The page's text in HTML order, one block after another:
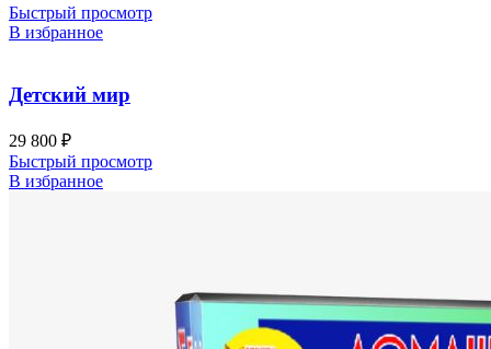
Быстрый просмотр
В избранное
Детский мир
29 800 ₽
Быстрый просмотр
В избранное